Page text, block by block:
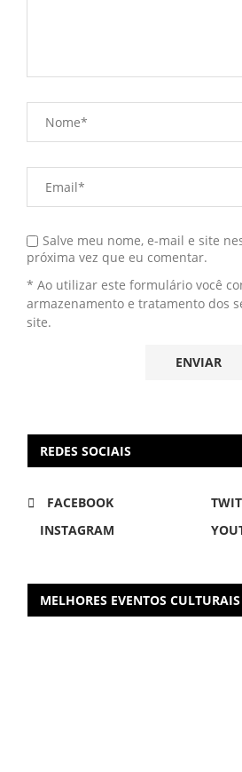
Salve meu nome, e-mail e site
próxima vez que eu comentar.
* Ao utilizar este formulário você
armazenamento e tratamento dos
site.
REDES SOCIAIS
FACEBOOK
INSTAGRAM
MELHORES EVENTOS CULTURAIS